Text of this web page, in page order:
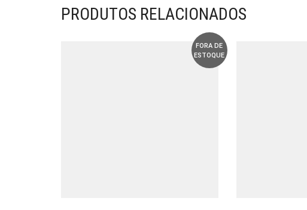
PRODUTOS RELACIONADOS
FORA DE
ESTOQUE